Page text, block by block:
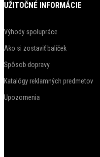
UŽITOČNÉ INFORMÁCIE
Výhody spolupráce
Ako si zostaviť balíček
Spôsob dopravy
Katalógy reklamných predmetov
Upozornenia